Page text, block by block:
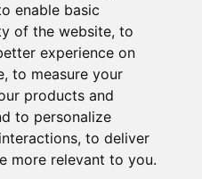
enable basic
of the website, to
experience on
, to measure your
products and
to personalize
, to deliver
more relevant to you.